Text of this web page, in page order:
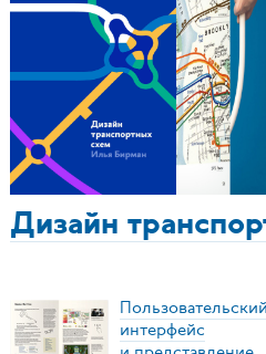
Дизайн
Пользовательский
интерфейс